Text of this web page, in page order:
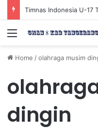
Menu
Home /olahraga musim
dingin